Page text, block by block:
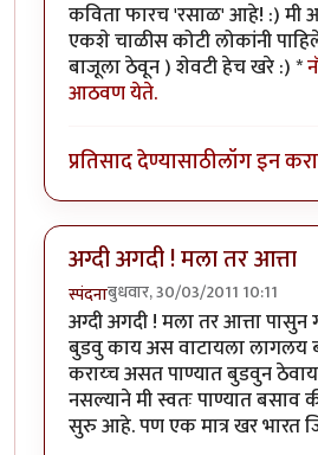
कविता फारच 'रसाळ' आहे! :) मी
एकशे चाळीस कोटी लोकांनी
बाजूला ठेवून ) शेवटी हेच खरे :) *
आठवण येते.
प्रतिसाद देण्यासाठीलॉग इन करा
अग्दी अगदी ! मला तर आत्ता
स्पंदनाबुधवार, 30/03/2011 10:11
अग्दी अगदी ! मला तर आत्ता
बुडवु काय अस वाटायला लागलय
कराय्च असत पाण्यात बुडवुन
नसल्याने मी स्वतः पाण्यात बसाव
सुरु आहे. पण एक मात्र खर भारत